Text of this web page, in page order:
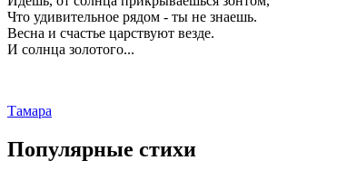
Что удивительное рядом - ты не знаешь.
Весна и счастье царствуют везде.
И солнца золотого...
Тамара
Популярные стихи